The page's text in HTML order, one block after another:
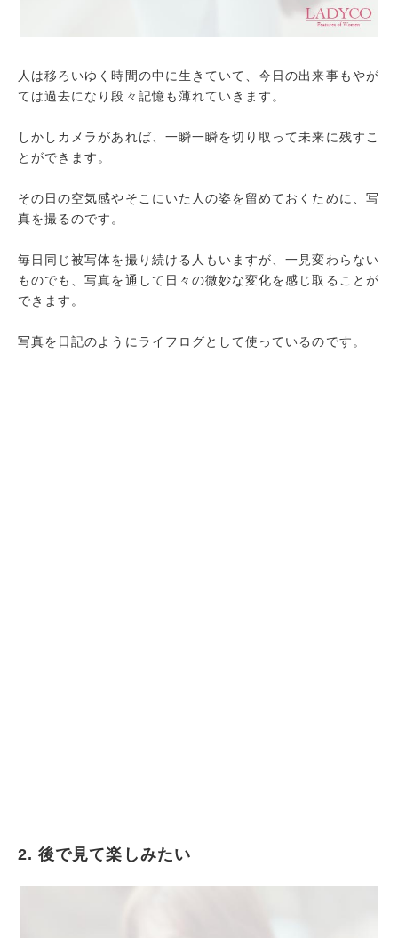
人は移ろいゆく時間の中に生きていて、今日の出来事もやが
ては過去になり段々記憶も薄れていきます。
しかしカメラがあれば、一瞬一瞬を切り取って未来に残すこ
とができます。
その日の空気感やそこにいた人の姿を留めておくために、写
真を撮るのです。
毎日同じ被写体を撮り続ける人もいますが、一見変わらない
ものでも、写真を通して日々の微妙な変化を感じ取ることが
できます。
写真を日記のようにライフログとして使っているのです。
2. 後で見て楽しみたい